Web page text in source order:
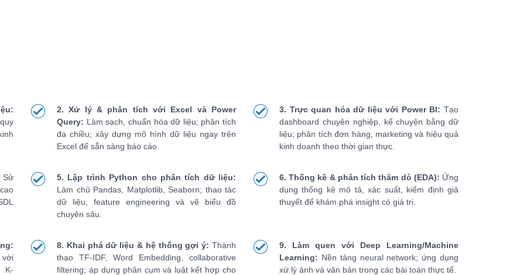
2. Xử lý & phân tích với Excel và Power
Query: Làm sạch, chuẩn hóa dữ liệu; phân tích
đa chiều; xây dựng mô hình dữ liệu ngay trên
Excel để sẵn sàng báo cáo.
3. Trực quan hóa dữ liệu với Power BI: Tạo
dashboard chuyên nghiệp, kể chuyện bằng dữ
liệu; phân tích đơn hàng, marketing và hiệu quả
kinh doanh theo thời gian thực.
Sử
5. Lập trình Python cho phân tích dữ liệu:
Làm chủ Pandas, Matplotlib, Seaborn; thao tác
dữ liệu, feature engineering và vẽ biểu đồ
chuyên sâu.
6. Thống kê & phân tích thăm dò (EDA): Ứng
dụng thống kê mô tả, xác suất, kiểm định giả
thuyết để khám phá insight có giá trị.
K-
8. Khai phá dữ liệu & hệ thống gợi ý: Thành
thạo TF-IDF, Word Embedding, collaborative
filtering; áp dụng phân cụm và luật kết hợp cho
9. Làm quen với Deep Learning/Machine
Learning: Nền tảng neural network; ứng dụng
xử lý ảnh và văn bản trong các bài toán thực tế.